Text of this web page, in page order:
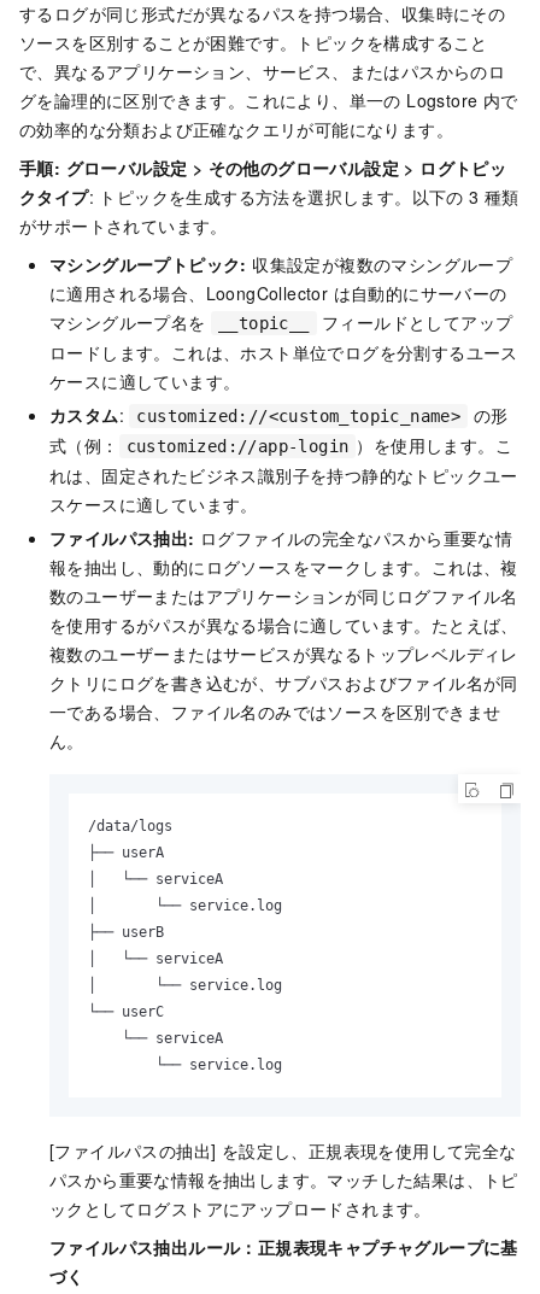
するログが同じ形式だが異なるパスを持つ場合、収集時にその
ソースを区別することが困難です。トピックを構成すること
で、異なるアプリケーション、サービス、またはパスからのロ
グを論理的に区別できます。これにより、単一の Logstore 内で
の効率的な分類および正確なクエリが可能になります。
手順: グローバル設定 > その他のグローバル設定 > ログトピッ
クタイプ: トピックを生成する方法を選択します。以下の 3 種類
がサポートされています。
マシングループトピック: 収集設定が複数のマシングループ
に適用される場合、LoongCollector は自動的にサーバーの
マシングループ名を
__topic__
フィールドとしてアップ
ロードします。これは、ホスト単位でログを分割するユース
ケースに適しています。
カスタム: customized://<custom_topic_name>
の形
式（例：
customized://app-login ）を使用します。こ
れは、固定されたビジネス識別子を持つ静的なトピックユー
スケースに適しています。
ファイルパス抽出: ログファイルの完全なパスから重要な情
報を抽出し、動的にログソースをマークします。これは、複
数のユーザーまたはアプリケーションが同じログファイル名
を使用するがパスが異なる場合に適しています。たとえば、
複数のユーザーまたはサービスが異なるトップレベルディレ
クトリにログを書き込むが、サブパスおよびファイル名が同
一である場合、ファイル名のみではソースを区別できませ
ん。
/data/logs
├── userA
│   └── serviceA
│       └── service.log
├── userB
│   └── serviceA
│       └── service.log
└── userC
    └── serviceA
        └── service.log
[ファイルパスの抽出] を設定し、正規表現を使用して完全な
パスから重要な情報を抽出します。マッチした結果は、トピ
ックとしてログストアにアップロードされます。
ファイルパス抽出ルール：正規表現キャプチャグループに基
づく